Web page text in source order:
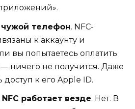
чужой телефон. NFC-
к аккаунту и
вы попытаетесь оплатить
ничего не получится. Даже
доступ к его Apple ID.
работает везде. Нет. В